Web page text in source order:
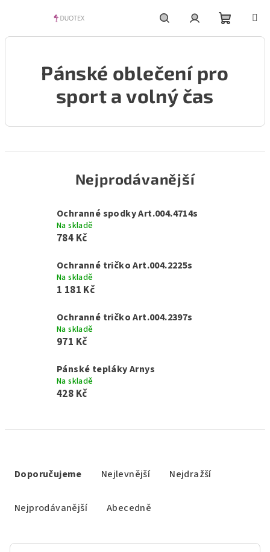
HledatPřihlášeníNákupní
košík
Pánské oblečení pro
sport a volný čas
Nejprodávanější
Ochranné spodky Art.004.4714s
Na skladě
784 Kč
Ochranné tričko Art.004.2225s
Na skladě
1 181 Kč
Ochranné tričko Art.004.2397s
Na skladě
971 Kč
Pánské tepláky Arnys
Na skladě
428 Kč
Doporučujeme Nejlevnější Nejdražší
Nejprodávanější Abecedně